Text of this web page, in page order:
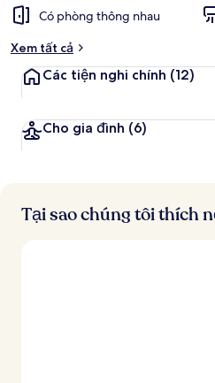
Có phòng thông nhau
Xem tất cả
Các tiện nghi chính (12)
Cho gia đình (6)
Tại sao chúng tôi thích